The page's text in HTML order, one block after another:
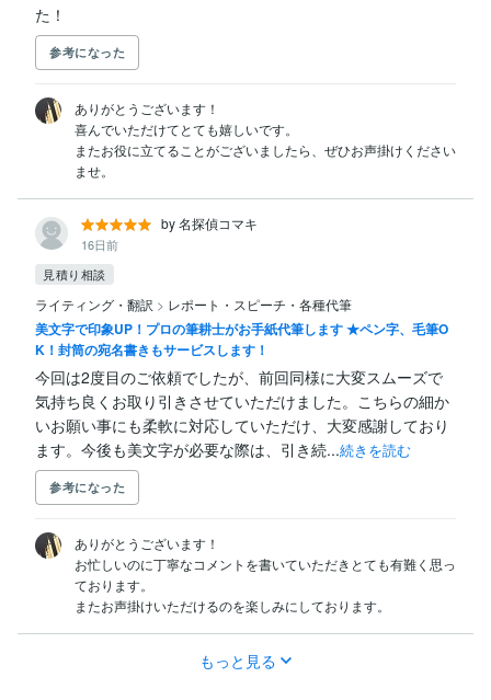
た！
参考になった
ありがとうございます！
喜んでいただけてとても嬉しいです。
またお役に立てることがございましたら、ぜひお声掛けください
ませ。
by 名探偵コマキ
16日前
見積り相談
ライティング・翻訳 > レポート・スピーチ・各種代筆
美文字で印象UP！プロの筆耕士がお手紙代筆します ★ペン字、毛筆O
K！封筒の宛名書きもサービスします！
今回は2度目のご依頼でしたが、前回同様に大変スムーズで
気持ち良くお取り引きさせていただけました。こちらの細か
いお願い事にも柔軟に対応していただけ、大変感謝しており
ます。今後も美文字が必要な際は、引き続...続きを読む
参考になった
ありがとうございます！
お忙しいのに丁寧なコメントを書いていただきとても有難く思っ
ております。
またお声掛けいただけるのを楽しみにしております。
もっと見る